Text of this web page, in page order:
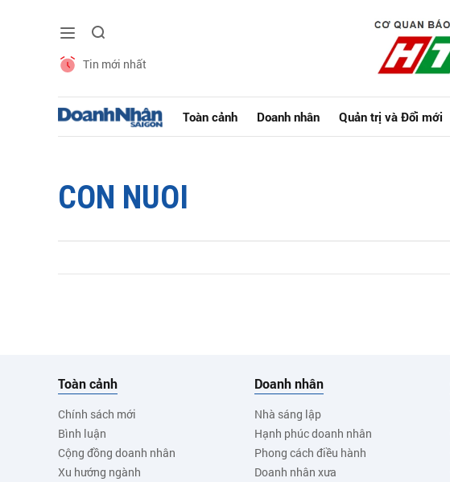
Tin mới nhất
Toàn cảnh Doanh nhân Quản trị và Đổi mới
CON NUOI
Toàn cảnh
Chính sách mới
Bình luận
Cộng đồng doanh nhân
Xu hướng ngành
Doanh nhân
Nhà sáng lập
Hạnh phúc doanh nhân
Phong cách điều hành
Doanh nhân xưa